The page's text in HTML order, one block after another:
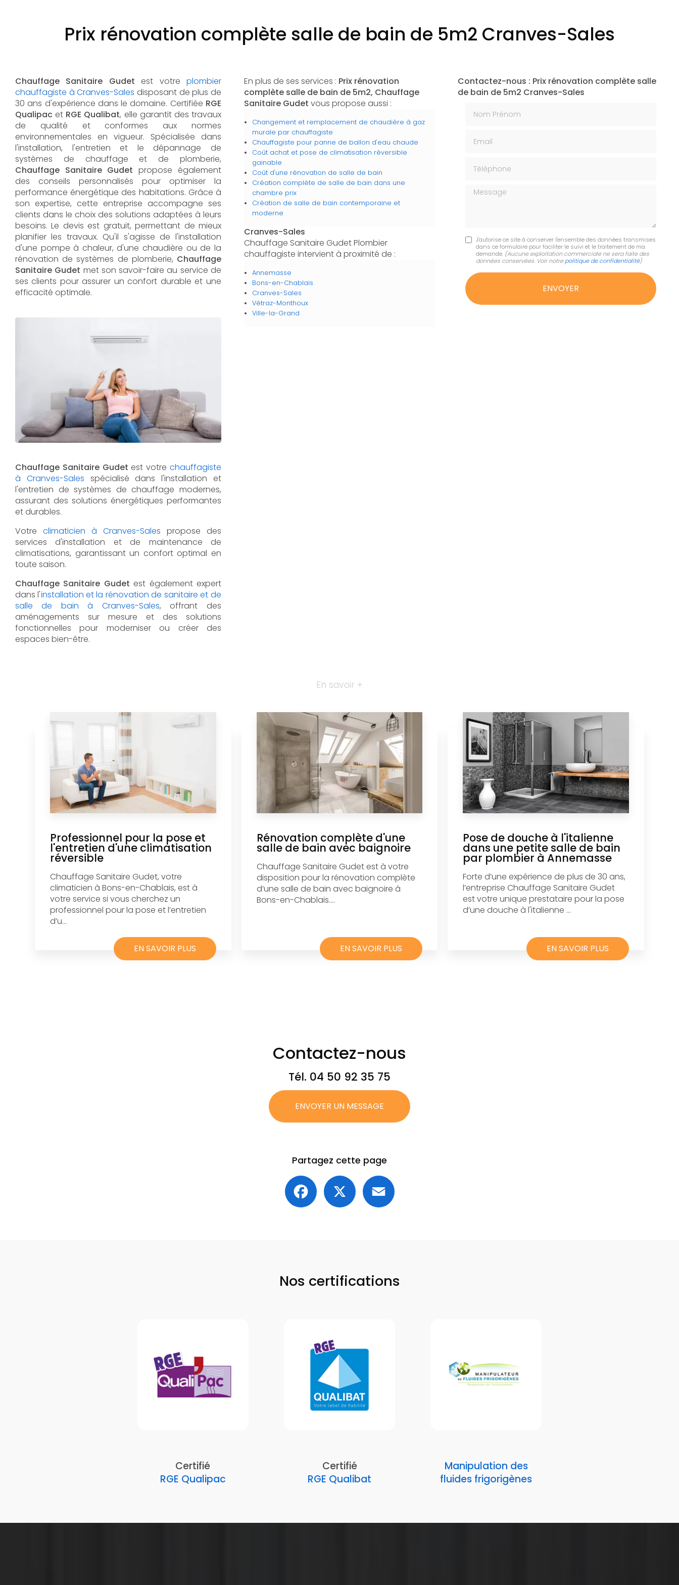
Prix rénovation complète salle de bain de 5m2 Cranves-Sales
Chauffage Sanitaire Gudet est votre plombier
chauffagiste à Cranves-Sales disposant de plus de
30 ans d'expérience dans le domaine. Certifiée RGE
Qualipac et RGE Qualibat, elle garantit des travaux
de qualité et conformes aux normes
environnementales en vigueur. Spécialisée dans
l'installation, l'entretien et le dépannage de
systèmes de chauffage et de plomberie,
Chauffage Sanitaire Gudet propose également
des conseils personnalisés pour optimiser la
performance énergétique des habitations. Grâce à
son expertise, cette entreprise accompagne ses
clients dans le choix des solutions adaptées à leurs
besoins. Le devis est gratuit, permettant de mieux
planifier les travaux. Qu'il s'agisse de l'installation
d'une pompe à chaleur, d'une chaudière ou de la
rénovation de systèmes de plomberie, Chauffage
Sanitaire Gudet met son savoir-faire au service de
ses clients pour assurer un confort durable et une
efficacité optimale.
Chauffage Sanitaire Gudet est votre chauffagiste
à Cranves-Sales spécialisé dans l'installation et
l'entretien de systèmes de chauffage modernes,
assurant des solutions énergétiques performantes
et durables.
Votre climaticien à Cranves-Sales propose des
services d'installation et de maintenance de
climatisations, garantissant un confort optimal en
toute saison.
Chauffage Sanitaire Gudet est également expert
dans l'installation et la rénovation de sanitaire et de
salle de bain à Cranves-Sales, offrant des
aménagements sur mesure et des solutions
fonctionnelles pour moderniser ou créer des
espaces bien-être.
En plus de ses services : Prix rénovation
complète salle de bain de 5m2, Chauffage
Sanitaire Gudet vous propose aussi :
Changement et remplacement de chaudière à gaz
murale par chauffagiste
Chauffagiste pour panne de ballon d'eau chaude
Coût achat et pose de climatisation réversible
gainable
Coût d'une rénovation de salle de bain
Création complète de salle de bain dans une
chambre prix
Création de salle de bain contemporaine et
moderne
Cranves-Sales
Chauffage Sanitaire Gudet Plombier
chauffagiste intervient à proximité de :
Annemasse
Bons-en-Chablais
Cranves-Sales
Vétraz-Monthoux
Ville-la-Grand
Contactez-nous : Prix rénovation complète salle
de bain de 5m2 Cranves-Sales
Message
J'autorise ce site à conserver l'ensemble des données transmises
dans ce formulaire pour faciliter le suivi et le traitement de ma
demande. (Aucune exploitation commerciale ne sera faite des
données conservées. Voir notre politique de confidentialité)
En savoir +
Professionnel pour la pose et
l'entretien d'une climatisation
réversible
Chauffage Sanitaire Gudet, votre
climaticien à Bons-en-Chablais, est à
votre service si vous cherchez un
professionnel pour la pose et l’entretien
d’u...
EN SAVOIR PLUS
Rénovation complète d'une
salle de bain avec baignoire
Chauffage Sanitaire Gudet est à votre
disposition pour la rénovation complète
d’une salle de bain avec baignoire à
Bons-en-Chablais....
EN SAVOIR PLUS
Pose de douche à l'italienne
dans une petite salle de bain
par plombier à Annemasse
Forte d’une expérience de plus de 30 ans,
l’entreprise Chauffage Sanitaire Gudet
est votre unique prestataire pour la pose
d’une douche à l'italienne ...
EN SAVOIR PLUS
Contactez-nous
Tél. 04 50 92 35 75
ENVOYER UN MESSAGE
Partagez cette page
Facebook
Nos certifications
Certifié
RGE Qualipac
Certifié
RGE Qualibat
Manipulation des
fluides frigorigènes